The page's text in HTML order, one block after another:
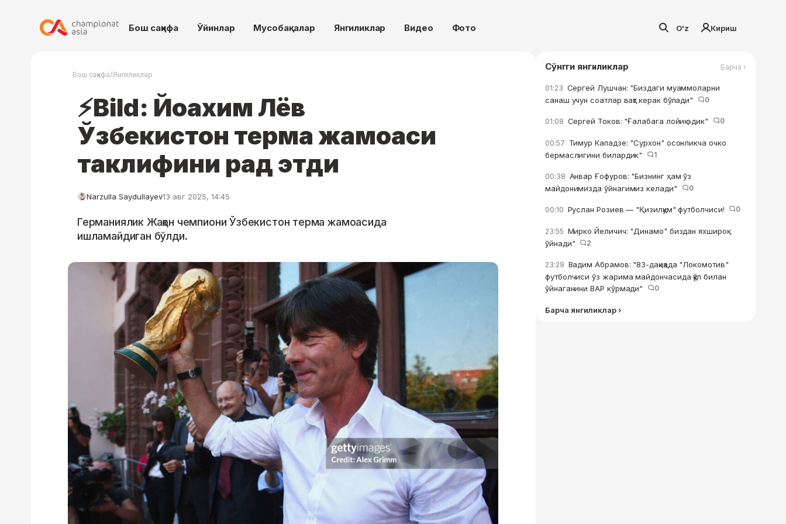
Бош саҳифа Ўйинлар Мусобақалар Янгиликлар Видео Фото O'z Кириш
Бош саҳифа/Янгиликлар
⚡️Bild: Йоахим Лёв
Ўзбекистон терма жамоаси
таклифини рад этди
Narzulla Saydullayev13 авг 2025, 14:45
Германиялик Жаҳон чемпиони Ўзбекистон терма жамоасида
ишламайдиган бўлди.
Сўнгги янгиликлар Барча ›
01:23 Сергей Лушчан: "Биздаги муаммоларни
санаш учун соатлар вақт керак бўлади"
0
01:08 Сергей Токов: "Ғалабага лойиқ эдик" 0
00:57 Тимур Кападзе: "Сурхон" осонликча очко
бермаслигини билардик"
1
00:38 Анвар Ғофуров: "Бизнинг ҳам ўз
майдонимизда ўйнагимиз келади"
0
00:10 Руслан Розиев — "Қизилқум" футболчиси! 0
23:55 Мирко Йеличич: "Динамо" биздан яхшироқ
ўйнади"
2
23:29 Вадим Абрамов: "83-дақиқада "Локомотив"
футболчиси ўз жарима майдончасида қўл билан
ўйнаганини ВАР кўрмади"
0
Барча янгиликлар ›